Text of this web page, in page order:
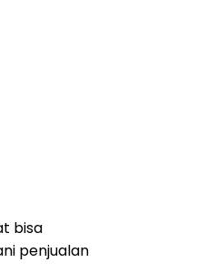
bisa
penjualan